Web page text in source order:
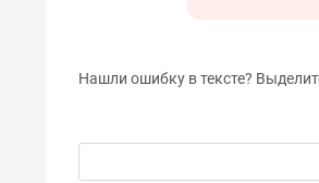
Нашли ошибку в тексте?